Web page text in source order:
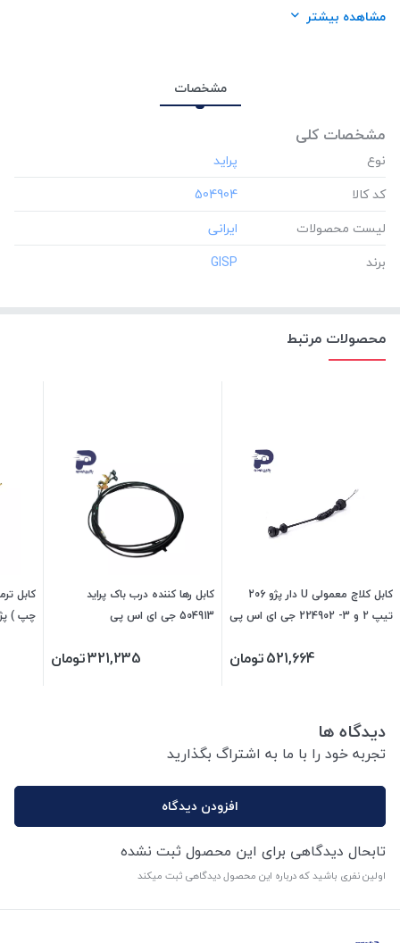
برند:GISP
مشاهده بیشتر
مشخصات
مشخصات کلی
نوع
کد کالا
‎504904
لیست محصولات
برند
‎GISP
محصولات مرتبط
کابل کلاچ معمولی U دار پژو 206
تیپ 2 و 3- 224902 جی ای اس پی
521,664تومان
کابل رها کننده درب باک پراید
504913 جی ای اس پی
321,235تومان
کابل
دیدگاه ها
تجربه خود را با ما به اشتراگ بگذارید
افزودن دیدگاه
تابحال دیدگاهی برای این محصول ثبت نشده
اولین نفری باشید که درباره این محصول دیدگاهی ثبت میکند